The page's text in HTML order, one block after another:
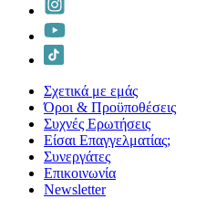
Σχετικά με εμάς
Όροι & Προϋποθέσεις
Συχνές Ερωτήσεις
Είσαι Επαγγελματίας;
Συνεργάτες
Επικοινωνία
Νewsletter